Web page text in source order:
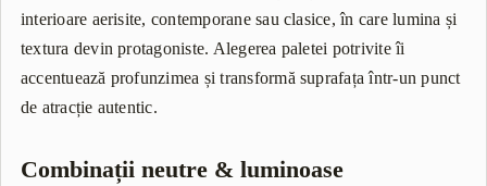
interioare aerisite, contemporane sau clasice, în care lumina și
textura devin protagoniste. Alegerea paletei potrivite îi
accentuează profunzimea și transformă suprafața într-un punct
de atracție autentic.
Combinații neutre & luminoase